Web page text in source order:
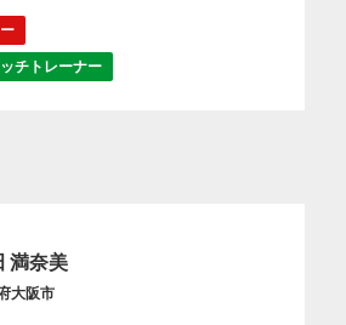
チトレーナー
満奈美
大阪市